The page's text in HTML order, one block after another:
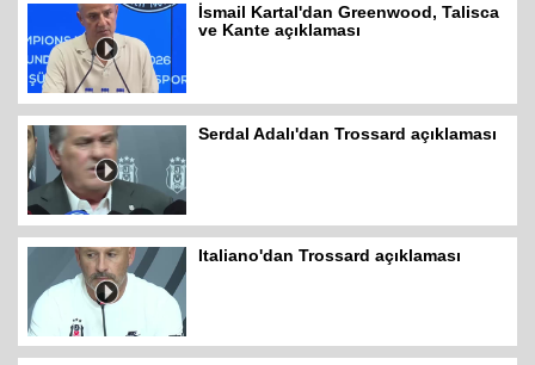
İsmail Kartal'dan Greenwood, Talisca
ve Kante açıklaması
Serdal Adalı'dan Trossard açıklaması
Italiano'dan Trossard açıklaması